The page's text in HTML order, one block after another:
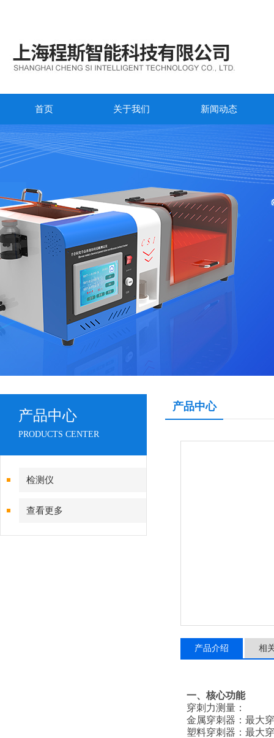
首页 关于我们 新闻动态
产品中心
PRODUCTS CENTER
检测仪
查看更多
产品中心
产品介绍 相
一、核心功能
‌穿刺力测量‌：
金属穿刺器‌：最大
塑料穿刺器‌：最大